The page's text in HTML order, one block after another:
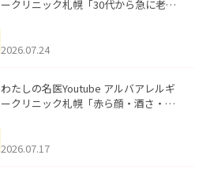
ークリニック札幌「30代から急に老け
た。
2026.07.24
わたしの名医Youtube アルバアレルギ
ークリニック札幌「赤ら顔・酒さ・ニ
した。
2026.07.17